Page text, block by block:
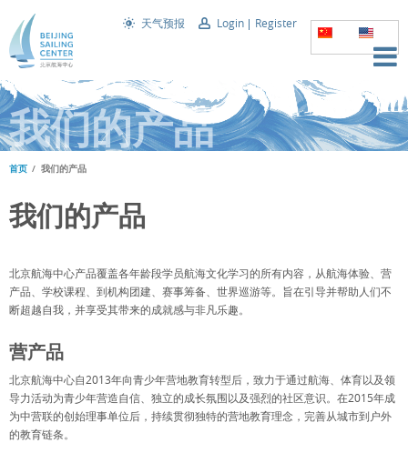
天气预报 Login Register
我们的产品
首页 我们的产品
我们的产品
北京航海中心产品覆盖各年龄段学员航海文化学习的所有内容，从航海体验、营
产品、学校课程、到机构团建、赛事筹备、世界巡游等。旨在引导并帮助人们不
断超越自我，并享受其带来的成就感与非凡乐趣。
营产品
北京航海中心自2013年向青少年营地教育转型后，致力于通过航海、体育以及领
导力活动为青少年营造自信、独立的成长氛围以及强烈的社区意识。在2015年成
为中营联的创始理事单位后，持续贯彻独特的营地教育理念，完善从城市到户外
的教育链条。